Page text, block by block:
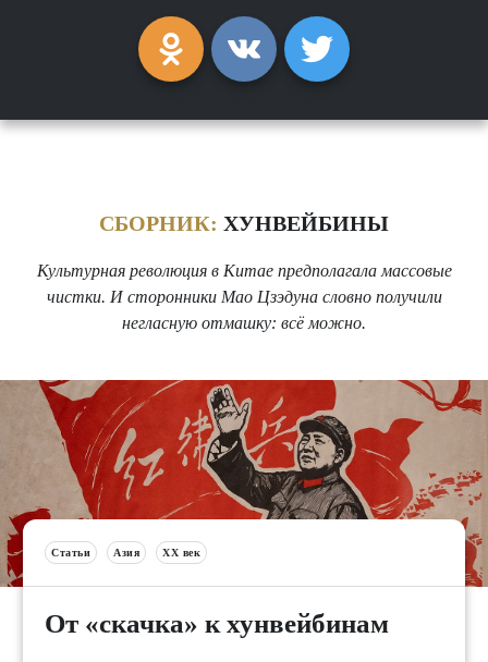
СБОРНИК: ХУНВЕЙБИНЫ
Культурная революция в Китае предполагала массовые
чистки. И сторонники Мао Цзэдуна словно получили
негласную отмашку: всё можно.
Статьи Азия XX век
От «скачка» к хунвейбинам